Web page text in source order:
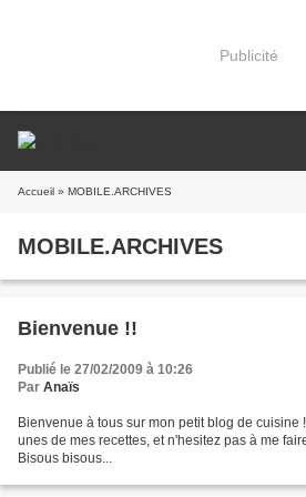
Publicité
Accueil » MOBILE.ARCHIVES
MOBILE.ARCHIVES
Bienvenue !!
Publié le 27/02/2009 à 10:26
Par Anaïs
Bienvenue à tous sur mon petit blog de cuisine
unes de mes recettes, et n'hesitez pas à me
Bisous bisous...